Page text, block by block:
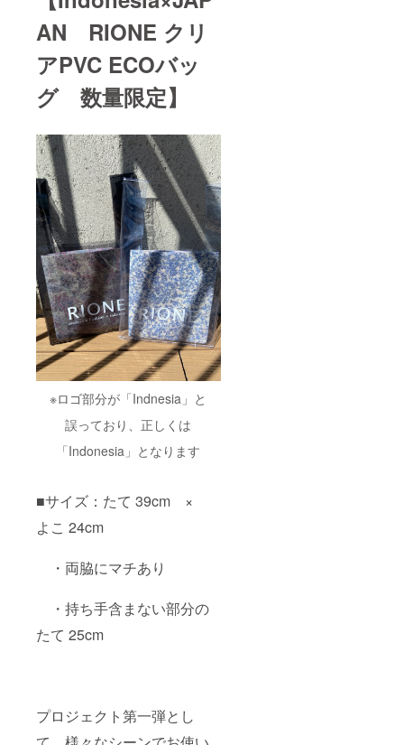
AN RIONE クリ
アPVC ECOバッ
グ 数量限定】
※ロゴ部分が「Indnesia」と
誤っており、正しくは
「Indonesia」となります
■サイズ：たて 39cm ×
よこ 24cm
・両脇にマチあり
・持ち手含まない部分の
たて 25cm
プロジェクト第一弾とし